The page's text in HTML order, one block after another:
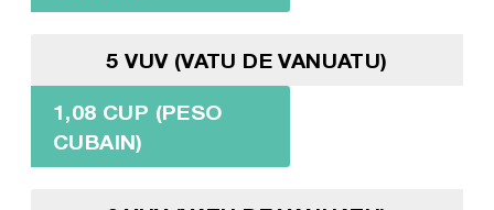
5 VUV (VATU DE VANUATU)
1,08 CUP (PESO
CUBAIN)